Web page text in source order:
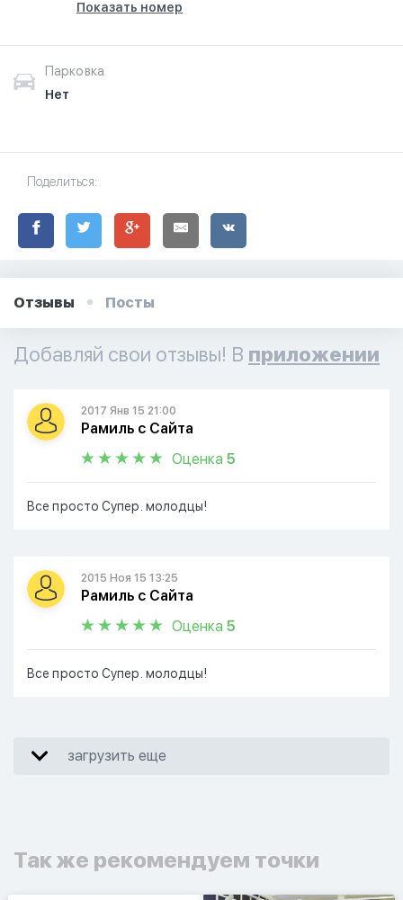
Показать номер
Парковка
Нет
Поделиться:
Отзывы Посты
Добавляй свои отзывы! В приложении
2017 Янв 15 21:00
Рамиль с Сайта
Оценка 5
Все просто Супер. молодцы!
2015 Ноя 15 13:25
Рамиль с Сайта
Оценка 5
Все просто Супер. молодцы!
загрузить еще
Так же рекомендуем точки